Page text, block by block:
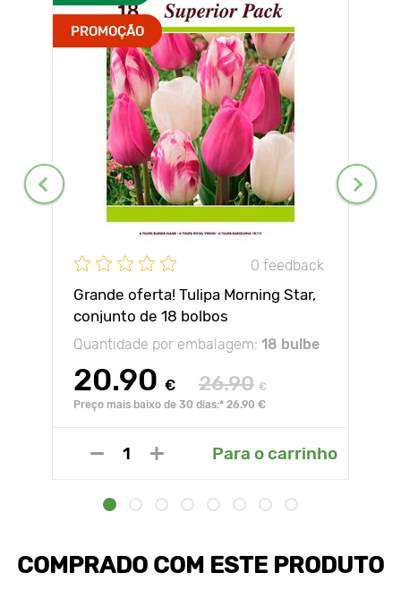
PROMOÇÃO
0 feedback
Grande oferta! Tulipa Morning Star,
conjunto de 18 bolbos
Quantidade por embalagem: 18 bulbe
20.90 € 26.90 €
Preço mais baixo de 30 dias:* 26.90 €
Para o carrinho
COMPRADO COM ESTE PRODUTO